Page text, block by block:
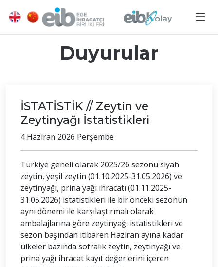
Duyurular
İSTATİSTİK // Zeytin ve
Zeytinyağı İstatistikleri
4 Haziran 2026 Perşembe
Türkiye geneli olarak 2025/26 sezonu siyah
zeytin, yeşil zeytin (01.10.2025-31.05.2026) ve
zeytinyağı, prina yağı ihracatı (01.11.2025-
31.05.2026) istatistikleri ile bir önceki sezonun
aynı dönemi ile karşılaştırmalı olarak
ambalajlarına göre zeytinyağı istatistikleri ve
sezon başından itibaren Haziran ayına kadar
ülkeler bazında sofralık zeytin, zeytinyağı ve
prina yağı ihracat kayıt değerlerini içeren